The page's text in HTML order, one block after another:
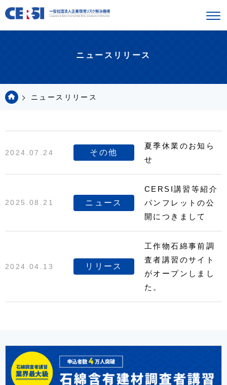
ニュースリリース
ニュースリリース
2024.07.24 その他
夏季休業のお知ら
せ
2025.08.21 ニュース
CERSI講習等紹介
パンフレットの公
開につきまして
2024.04.13 リリース
工作物石綿事前調
査者講習のサイト
がオープンしまし
た。